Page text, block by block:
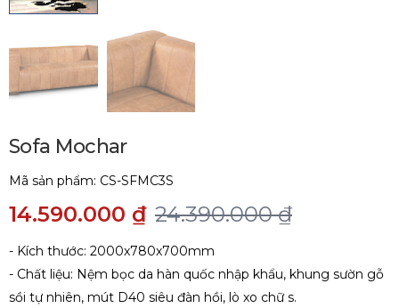
Sofa Mochar
Mã sản phẩm: CS-SFMC3S
14.590.000 ₫ 24.390.000 ₫
- Kích thước: 2000x780x700mm
- Chất liệu: Nệm bọc da hàn quốc nhập khẩu, khung sườn gỗ
sồi tự nhiên, mút D40 siêu đàn hồi, lò xo chữ s.